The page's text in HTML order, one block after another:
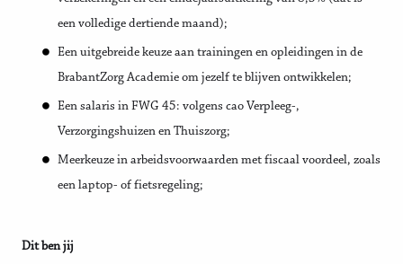
een volledige dertiende maand);
Een uitgebreide keuze aan trainingen en opleidingen in de
BrabantZorg Academie om jezelf te blijven ontwikkelen;
Een salaris in FWG 45: volgens cao Verpleeg-,
Verzorgingshuizen en Thuiszorg;
Meerkeuze in arbeidsvoorwaarden met fiscaal voordeel, zoals
een laptop- of fietsregeling;
Dit ben jij